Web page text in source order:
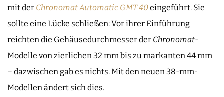
mit der Chronomat Automatic GMT 40eingeführt. Sie
sollte eine Lücke schließen: Vor ihrer Einführung
reichten die Gehäusedurchmesser der Chronomat-
Modelle von zierlichen 32 mm bis zu markanten 44 mm
– dazwischen gab es nichts. Mit den neuen 38-mm-
Modellen ändert sich dies.